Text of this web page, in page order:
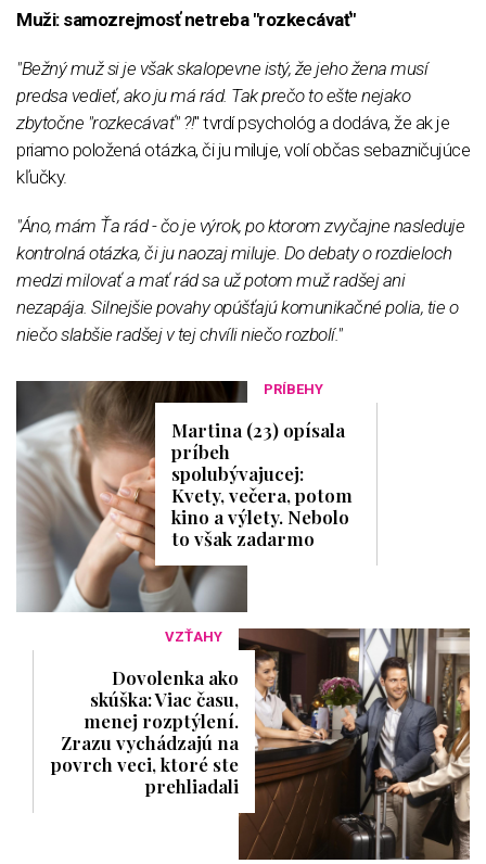
Muži: samozrejmosť netreba "rozkecávať"
"Bežný muž si je však skalopevne istý, že jeho žena musí
predsa vedieť, ako ju má rád. Tak prečo to ešte nejako
zbytočne "rozkecávať" ?!" tvrdí psychológ a dodáva, že ak je
priamo položená otázka, či ju miluje, volí občas sebazničujúce
kľučky.
"Áno, mám Ťa rád - čo je výrok, po ktorom zvyčajne nasleduje
kontrolná otázka, či ju naozaj miluje. Do debaty o rozdieloch
medzi milovať a mať rád sa už potom muž radšej ani
nezapája. Silnejšie povahy opúšťajú komunikačné polia, tie o
niečo slabšie radšej v tej chvíli niečo rozbolí."
PRÍBEHY
Martina (23) opísala
príbeh
spolubývajucej:
Kvety, večera, potom
kino a výlety. Nebolo
to však zadarmo
VZŤAHY
Dovolenka ako
skúška: Viac času,
menej rozptýlení.
Zrazu vychádzajú na
povrch veci, ktoré ste
prehliadali